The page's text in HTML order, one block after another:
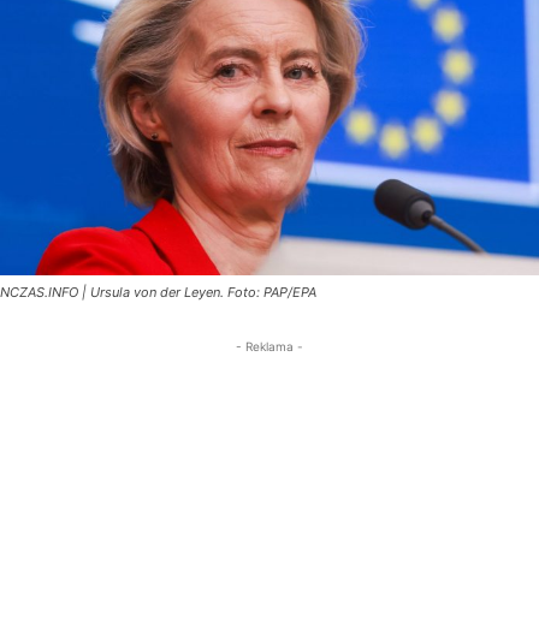
NCZAS.INFO | Ursula von der Leyen. Foto: PAP/EPA
- Reklama -